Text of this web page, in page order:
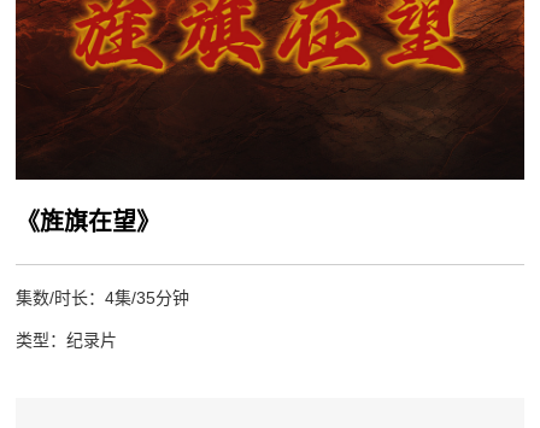
《旌旗在望》
集数/时长：4集/35分钟
类型：纪录片